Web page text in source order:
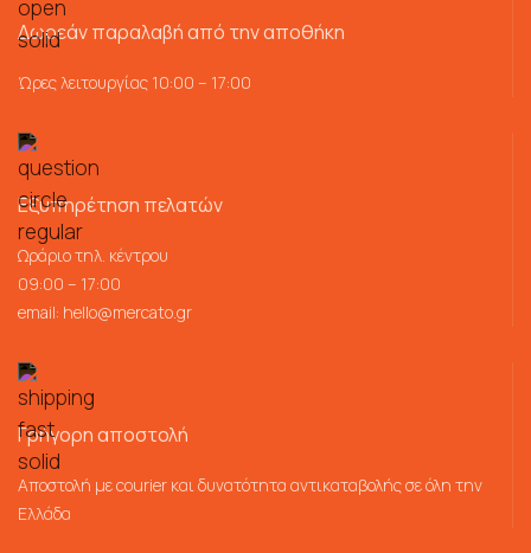
Δωρεάν παραλαβή από την αποθήκη
Ώρες λειτουργίας 10:00 – 17:00
Εξυπηρέτηση πελατών
Ωράριο τηλ. κέντρου
09:00 – 17:00
email: hello@mercato.gr
Γρήγορη αποστολή
Αποστολή με courier και δυνατότητα αντικαταβολής σε όλη την
Ελλάδα